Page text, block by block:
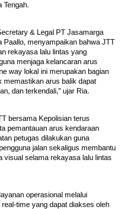
Tengah.
& Legal PT Jasamarga
Paallo, menyampaikan bahwa JTT
rekayasa lalu lintas yang
menjaga kelancaran arus
way lokal ini merupakan bagian
memastikan arus balik dapat
dan terkendali,” ujar Ria.
bersama Kepolisian terus
pemantauan arus kendaraan
petugas dilakukan guna
jalan sekaligus membantu
visual selama rekayasa lalu lintas
operasional melalui
time yang dapat diakses oleh